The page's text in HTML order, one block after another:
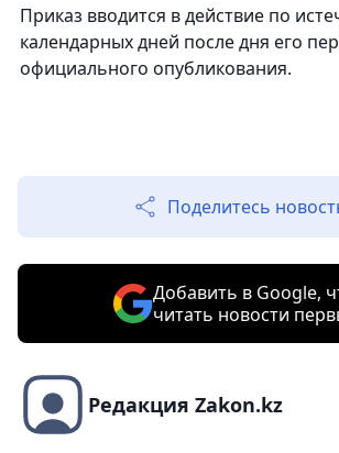
Приказ вводится в действие по
календарных дней после дня его
официального опубликования.
Поделитесь
Добавить в Google,
читать новости
Редакция Zakon.kz